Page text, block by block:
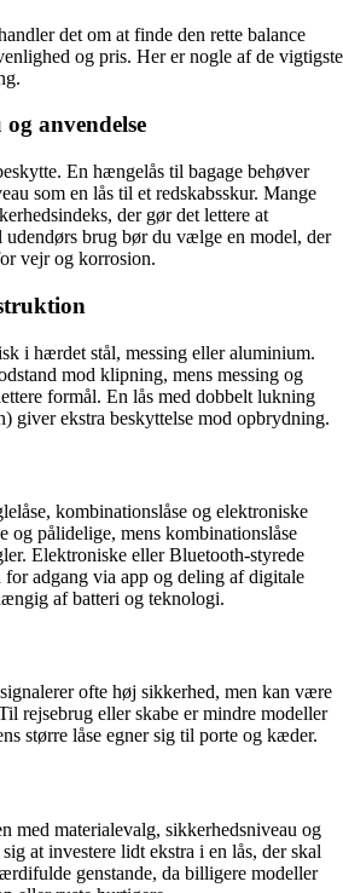
det om at finde den rette balance
og pris. Her er nogle af de vigtigste
anvendelse
En hængelås til bagage behøver
som en lås til et redskabsskur. Mange
der gør det lettere at
udendørs brug bør du vælge en model, der
vejr og korrosion.
i hærdet stål, messing eller aluminium.
mod klipning, mens messing og
formål. En lås med dobbelt lukning
giver ekstra beskyttelse mod opbrydning.
kombinationslåse og elektroniske
og pålidelige, mens kombinationslåse
Elektroniske eller Bluetooth-styrede
adgang via app og deling af digitale
af batteri og teknologi.
ofte høj sikkerhed, men kan være
rejsebrug eller skabe er mindre modeller
større låse egner sig til porte og kæder.
med materialevalg, sikkerhedsniveau og
at investere lidt ekstra i en lås, der skal
genstande, da billigere modeller